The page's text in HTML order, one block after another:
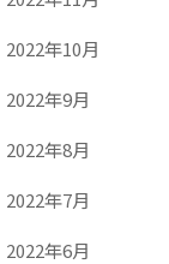
2022年10月
2022年9月
2022年8月
2022年7月
2022年6月